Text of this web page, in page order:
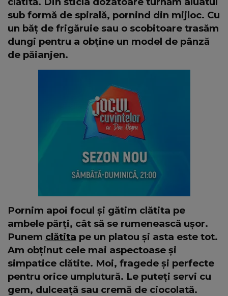
sub formă de spirală, pornind din mijloc. Cu
un băț de frigăruie sau o scobitoare trasăm
dungi pentru a obține un model de pânză
de păianjen.
Pornim apoi focul și gătim clătita pe
ambele părți, cât să se rumenească ușor.
Punem clătita pe un platou și asta este tot.
Am obținut cele mai aspectoase și
simpatice clătite. Moi, fragede și perfecte
pentru orice umplutură. Le puteți servi cu
gem, dulceață sau cremă de ciocolată.